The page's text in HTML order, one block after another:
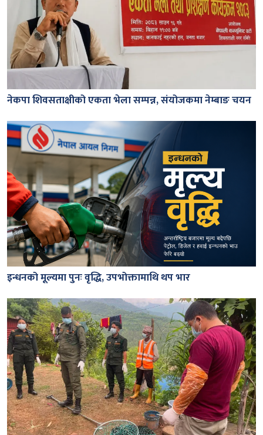
नेकपा शिवसताक्षीको एकता भेला सम्पन्न, संयोजकमा नेम्बाङ चयन
इन्धनको मूल्यमा पुनः वृद्धि, उपभोक्तामाथि थप भार